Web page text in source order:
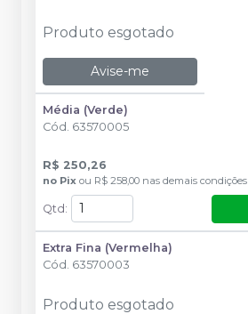
Produto esgotado
Avise-me
Média (Verde)
Cód. 63570005
R$ 250,26
no Pix ou R$ 258,00 nas demais condições
Qtd :
Extra Fina (Vermelha)
Cód. 63570003
Produto esgotado